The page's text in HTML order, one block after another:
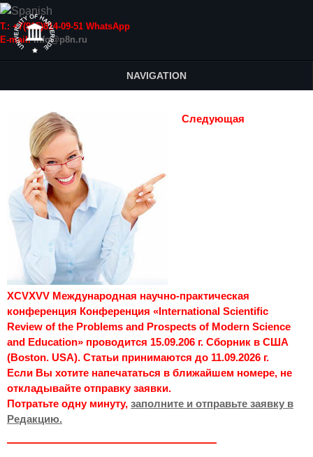
Т.: +7(915)814-09-51 WhatsApp
E-mail:info@p8n.ru
NAVIGATION
Следующая
XCVXVV Международная научно-практическая
конференция Конференция «International Scientific
Review of the Problems and Prospects of Modern Science
and Education» проводится 15.09.206 г. Сборник в США
(Boston. USA). Статьи принимаются до 11.09.2026 г.
Если Вы хотите напечататься в ближайшем номере, не
откладывайте отправку заявки.
Потратьте одну минуту, заполните и отправьте заявку в
Редакцию.